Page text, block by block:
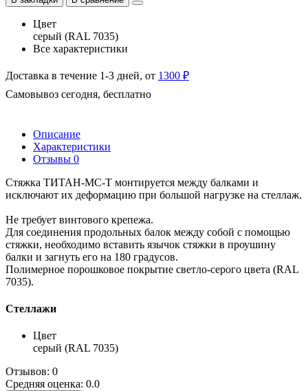
Цвет
серый (RAL 7035)
Все характеристики
Доставка в течение 1-3 дней, от 1300 ₽
Самовывоз сегодня, бесплатно
Описание
Характеристики
Отзывы 0
Стяжка ТИТАН-МС-Т монтируется между балками и
исключают их деформацию при большой нагрузке на стеллаж.
Не требует винтового крепежа.
Для соединения продольных балок между собой с помощью
стяжки, необходимо вставить язычок стяжки в проушину
балки и загнуть его на 180 градусов.
Полимерное порошковое покрытие светло-серого цвета (RAL
7035).
Стеллажи
Цвет
серый (RAL 7035)
Отзывов: 0
Средняя оценка: 0.0